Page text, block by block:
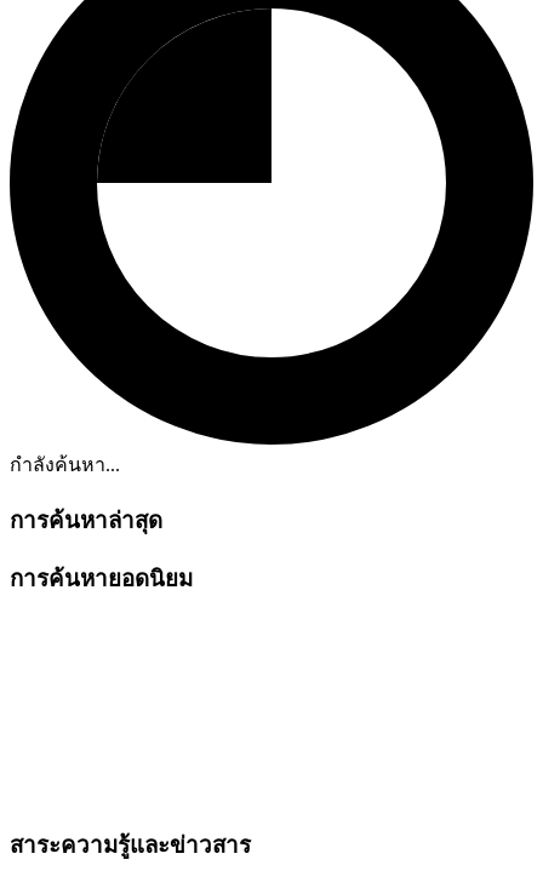
กำลังค้นหา...
การค้นหาล่าสุด
การค้นหายอดนิยม
สาระความรู้และข่าวสาร